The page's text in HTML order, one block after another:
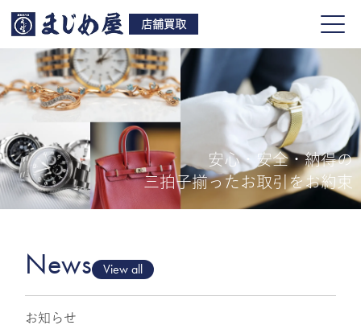
店舗買取
買取品目
店舗一覧
安心・安全・納得の
三拍子揃ったお取引をお約束
News View all
お知らせ